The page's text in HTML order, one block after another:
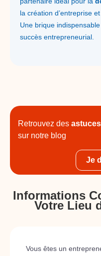
la création d’entreprise
Une brique
succès entrepreneurial.
Retrouvez des astuces
sur notre blog
Je
Informations
Votre Lieu
Vous êtes un